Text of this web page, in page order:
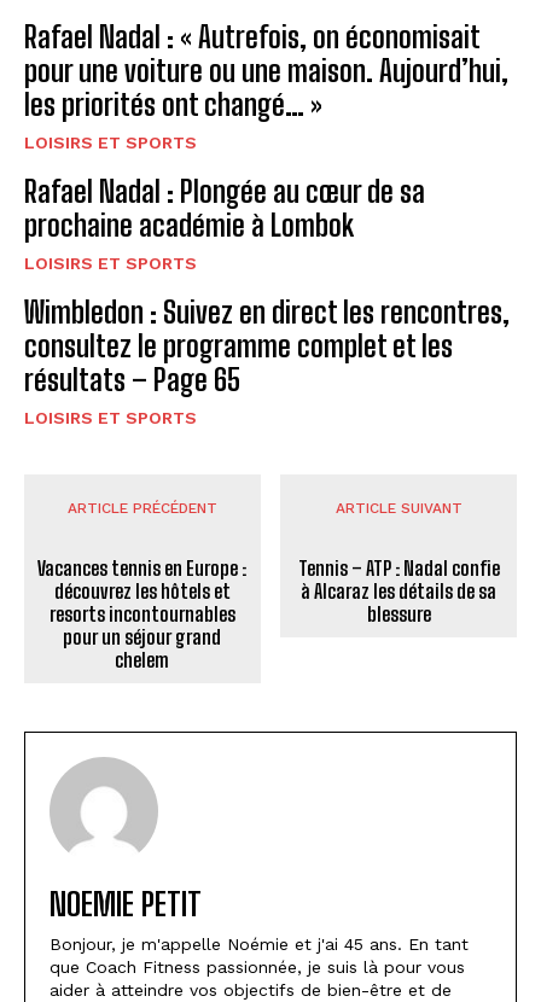
Rafael Nadal : « Autrefois, on économisait
pour une voiture ou une maison. Aujourd’hui,
les priorités ont changé… »
LOISIRS ET SPORTS
Rafael Nadal : Plongée au cœur de sa
prochaine académie à Lombok
LOISIRS ET SPORTS
Wimbledon : Suivez en direct les rencontres,
consultez le programme complet et les
résultats – Page 65
LOISIRS ET SPORTS
ARTICLE PRÉCÉDENT
Vacances tennis en Europe :
découvrez les hôtels et
resorts incontournables
pour un séjour grand
chelem
ARTICLE SUIVANT
Tennis – ATP : Nadal confie
à Alcaraz les détails de sa
blessure
NOEMIE PETIT
Bonjour, je m'appelle Noémie et j'ai 45 ans. En tant
que Coach Fitness passionnée, je suis là pour vous
aider à atteindre vos objectifs de bien-être et de